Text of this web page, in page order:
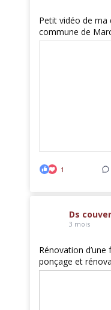
Petit vidéo de ma
commune de
1
Ds
3 mois
Rénovation
ponçage et